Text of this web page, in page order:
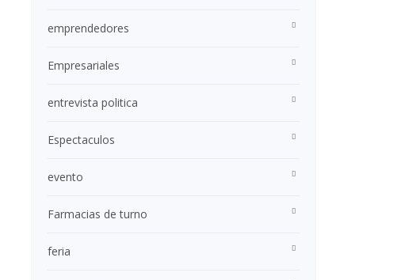
emprendedores
Empresariales
entrevista politica
Espectaculos
evento
Farmacias de turno
feria